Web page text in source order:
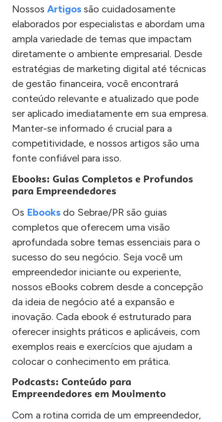
Nossos Artigos são cuidadosamente
elaborados por especialistas e abordam uma
ampla variedade de temas que impactam
diretamente o ambiente empresarial. Desde
estratégias de marketing digital até técnicas
de gestão financeira, você encontrará
conteúdo relevante e atualizado que pode
ser aplicado imediatamente em sua empresa.
Manter-se informado é crucial para a
competitividade, e nossos artigos são uma
fonte confiável para isso.
Ebooks: Guias Completos e Profundos
para Empreendedores
Os Ebooks do Sebrae/PR são guias
completos que oferecem uma visão
aprofundada sobre temas essenciais para o
sucesso do seu negócio. Seja você um
empreendedor iniciante ou experiente,
nossos eBooks cobrem desde a concepção
da ideia de negócio até a expansão e
inovação. Cada ebook é estruturado para
oferecer insights práticos e aplicáveis, com
exemplos reais e exercícios que ajudam a
colocar o conhecimento em prática.
Podcasts: Conteúdo para
Empreendedores em Movimento
Com a rotina corrida de um empreendedor,